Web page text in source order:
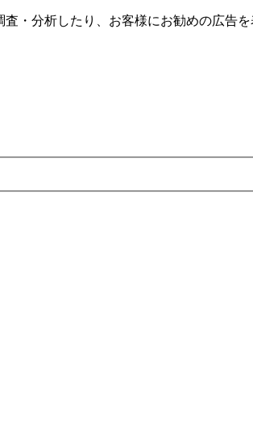
・分析したり、お客様にお勧めの広告